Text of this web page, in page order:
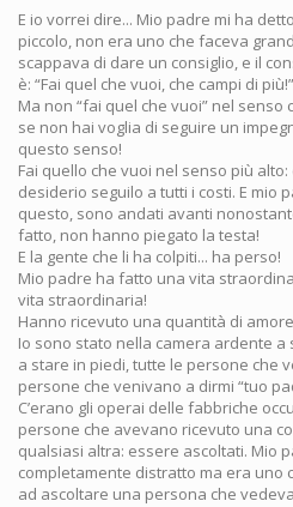
E io vorrei dire... Mio padre mi ha
piccolo, non era uno che faceva
scappava di dare un consiglio, e il
è: “Fai quel che vuoi, che campi di
Ma non “fai quel che vuoi” nel senso
se non hai voglia di seguire un
questo senso!
Fai quello che vuoi nel senso più
desiderio seguilo a tutti i costi. E mio
questo, sono andati avanti
fatto, non hanno piegato la testa!
E la gente che li ha colpiti... ha perso!
Mio padre ha fatto una vita
vita straordinaria!
Hanno ricevuto una quantità di
Io sono stato nella camera ardente a
a stare in piedi, tutte le persone che
persone che venivano a dirmi “tuo
C’erano gli operai delle fabbriche
persone che avevano ricevuto una
qualsiasi altra: essere ascoltati. Mio
completamente distratto ma era uno
ad ascoltare una persona che